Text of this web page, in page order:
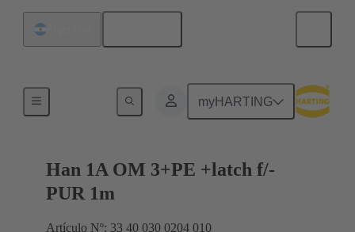
myHARTING
Han 1A OM 3+PE +latch f/-
PUR 1m
Artículo Nº: 33 40 030 0204 010